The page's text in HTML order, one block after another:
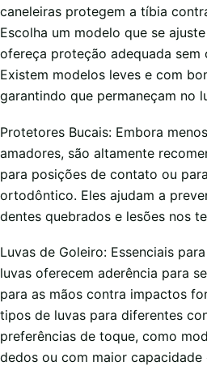
caneleiras protegem a tíbia
Escolha um modelo que se
ofereça proteção adequada
Existem modelos leves e com
garantindo que permaneçam no
Protetores Bucais: Embora
amadores, são altamente
para posições de contato ou
ortodôntico. Eles ajudam a
dentes quebrados e lesões nos
Luvas de Goleiro: Essenciais
luvas oferecem aderência para
para as mãos contra impactos
tipos de luvas para diferentes
preferências de toque, como
dedos ou com maior